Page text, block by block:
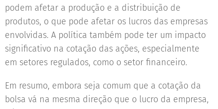
podem afetar a produção e a distribuição de
produtos, o que pode afetar os lucros das empresas
envolvidas. A política também pode ter um impacto
significativo na cotação das ações, especialmente
em setores regulados, como o setor financeiro.
Em resumo, embora seja comum que a cotação da
bolsa vá na mesma direção que o lucro da empresa,